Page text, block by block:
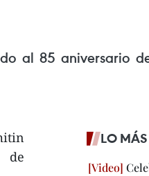
al 85 aniversario
de
LO